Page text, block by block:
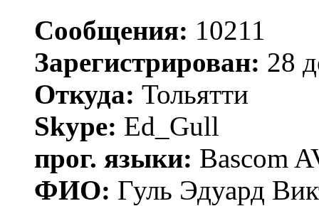
Сообщения: 10211
Зарегистрирован: 28
Откуда: Тольятти
Skype: Ed_Gull
прог. языки: Bascom
ФИО: Гуль Эдуард